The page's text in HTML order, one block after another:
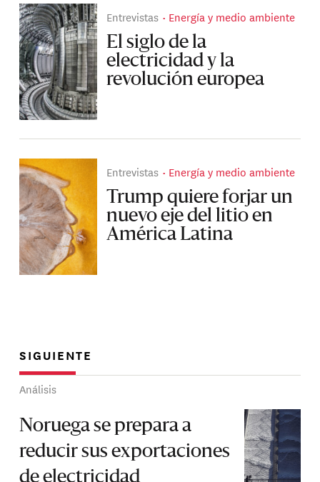
Entrevistas Energía y medio ambiente
El siglo de la
electricidad y la
revolución europea
Entrevistas Energía y medio ambiente
Trump quiere forjar un
nuevo eje del litio en
América Latina
SIGUIENTE
Análisis
Noruega se prepara a
reducir sus exportaciones
de electricidad